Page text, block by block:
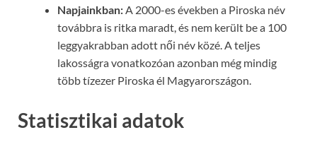
Napjainkban:A 2000-es években a Piroska név
továbbra is ritka maradt, és nem került be a 100
leggyakrabban adott női név közé. A teljes
lakosságra vonatkozóan azonban még mindig
több tízezer Piroska él Magyarországon.
Statisztikai adatok